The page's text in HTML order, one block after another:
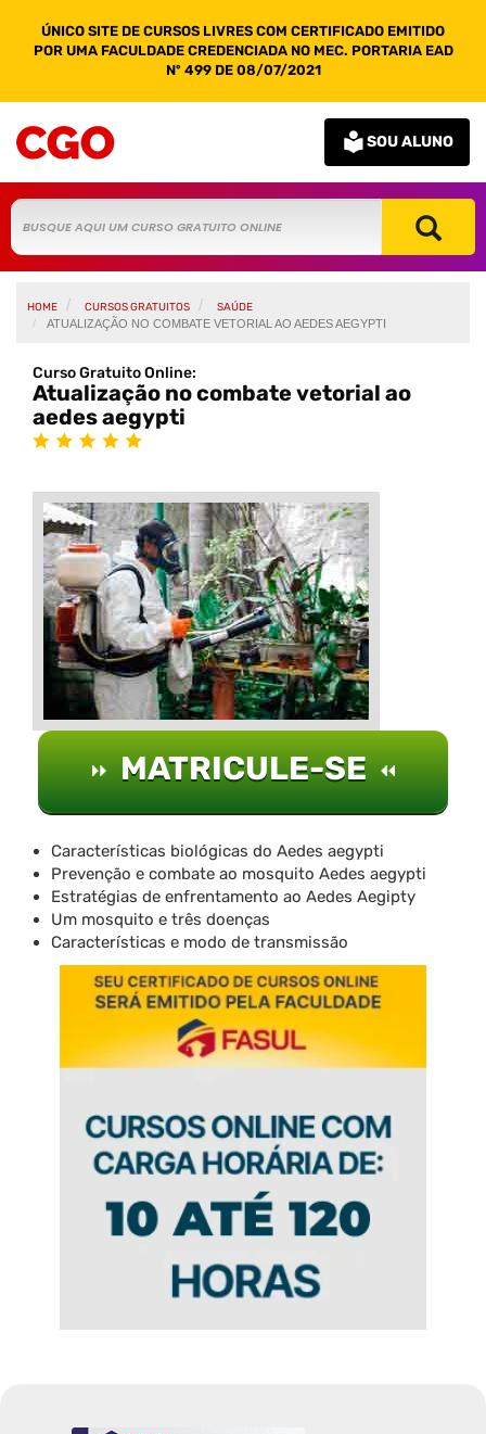
ÚNICO SITE DE CURSOS LIVRES COM CERTIFICADO EMITIDO
POR UMA FACULDADE CREDENCIADA NO MEC. PORTARIA EAD
Nº 499 DE 08/07/2021
SOU ALUNO
HOME CURSOS GRATUITOS
SAÚDE
ATUALIZAÇÃO NO COMBATE VETORIAL AO AEDES AEGYPTI
Curso Gratuito Online:
Atualização no combate vetorial ao
aedes aegypti
MATRICULE-SE
Características biológicas do Aedes aegypti
Prevenção e combate ao mosquito Aedes aegypti
Estratégias de enfrentamento ao Aedes Aegipty
Um mosquito e três doenças
Características e modo de transmissão